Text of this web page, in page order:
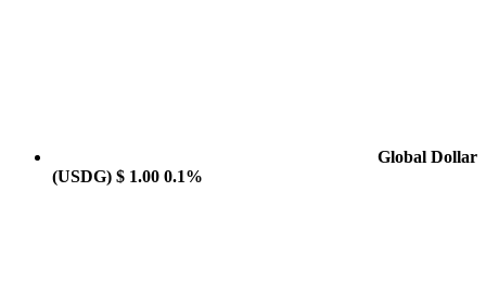
Global Dollar
(USDG) $ 1.00 0.1%